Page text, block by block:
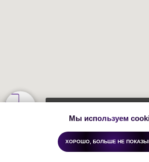
Каталог
Мы используем
ХОРОШО, БОЛЬШЕ НЕ